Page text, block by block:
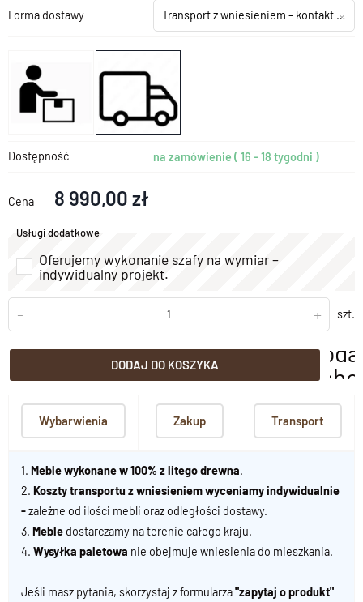
Forma dostawy Transport z wniesieniem – kontakt z salonem
Dostępność na zamówienie ( 16 - 18 tygodni )
Cena 8 990,00 zł
Usługi dodatkowe
Oferujemy wykonanie szafy na wymiar –
indywidualny projekt.
- + szt.
DODAJ DO KOSZYKA
Wybarwienia Zakup Transport
1. Meble wykonane w 100% z litego drewna.
2. Koszty transportu z wniesieniem wyceniamy indywidualnie
-zależne od ilości mebli oraz odległości dostawy.
3. Meble dostarczamy na terenie całego kraju.
4. Wysyłka paletowa nie obejmuje wniesienia do mieszkania.
Jeśli masz pytania, skorzystaj z formularza"zapytaj o produkt"